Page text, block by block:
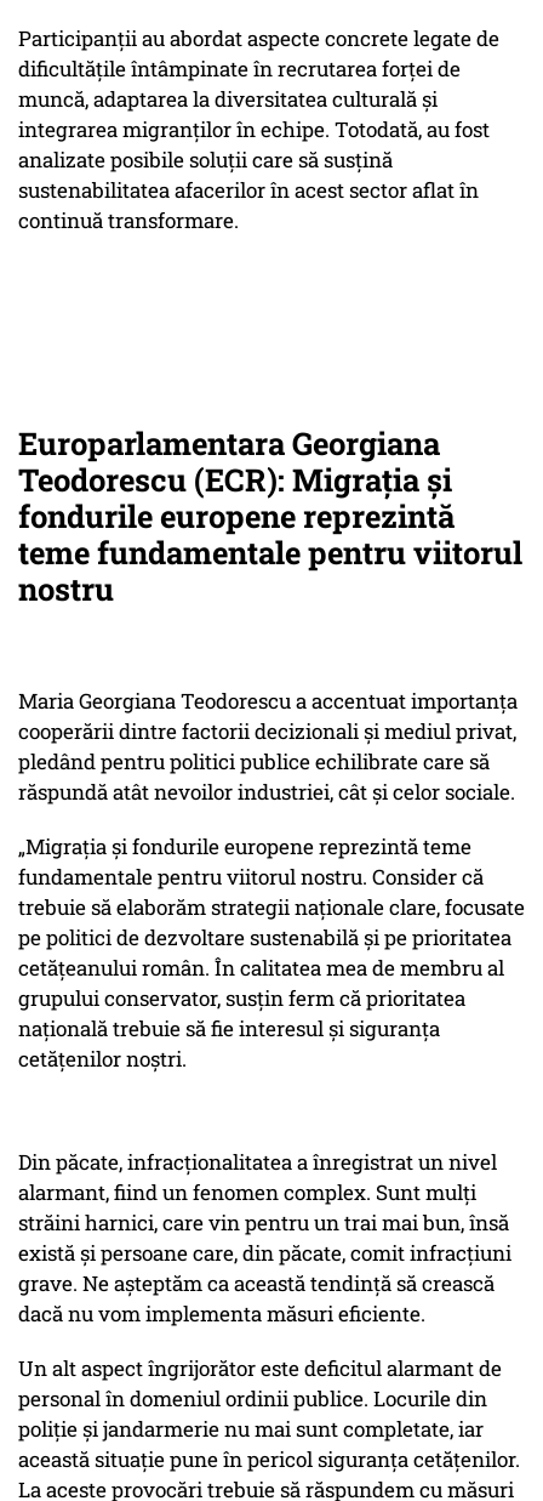
Participanții au abordat aspecte concrete legate de
dificultățile întâmpinate în recrutarea forței de
muncă, adaptarea la diversitatea culturală și
integrarea migranților în echipe. Totodată, au fost
analizate posibile soluții care să susțină
sustenabilitatea afacerilor în acest sector aflat în
continuă transformare.
Europarlamentara Georgiana
Teodorescu (ECR): Migrația și
fondurile europene reprezintă
teme fundamentale pentru viitorul
nostru
Maria Georgiana Teodorescu a accentuat importanța
cooperării dintre factorii decizionali și mediul privat,
pledând pentru politici publice echilibrate care să
răspundă atât nevoilor industriei, cât și celor sociale.
„Migrația și fondurile europene reprezintă teme
fundamentale pentru viitorul nostru. Consider că
trebuie să elaborăm strategii naționale clare, focusate
pe politici de dezvoltare sustenabilă și pe prioritatea
cetățeanului român. În calitatea mea de membru al
grupului conservator, susțin ferm că prioritatea
națională trebuie să fie interesul și siguranța
cetățenilor noștri.
Din păcate, infracționalitatea a înregistrat un nivel
alarmant, fiind un fenomen complex. Sunt mulți
străini harnici, care vin pentru un trai mai bun, însă
există și persoane care, din păcate, comit infracțiuni
grave. Ne așteptăm ca această tendință să crească
dacă nu vom implementa măsuri eficiente.
Un alt aspect îngrijorător este deficitul alarmant de
personal în domeniul ordinii publice. Locurile din
poliție și jandarmerie nu mai sunt completate, iar
această situație pune în pericol siguranța cetățenilor.
La aceste provocări trebuie să răspundem cu măsuri